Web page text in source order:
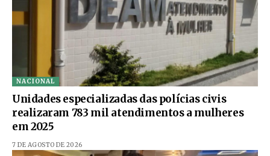
NACIONAL
Unidades especializadas das polícias civis
realizaram 783 mil atendimentos a mulheres
em 2025
7 DE AGOSTO DE 2026